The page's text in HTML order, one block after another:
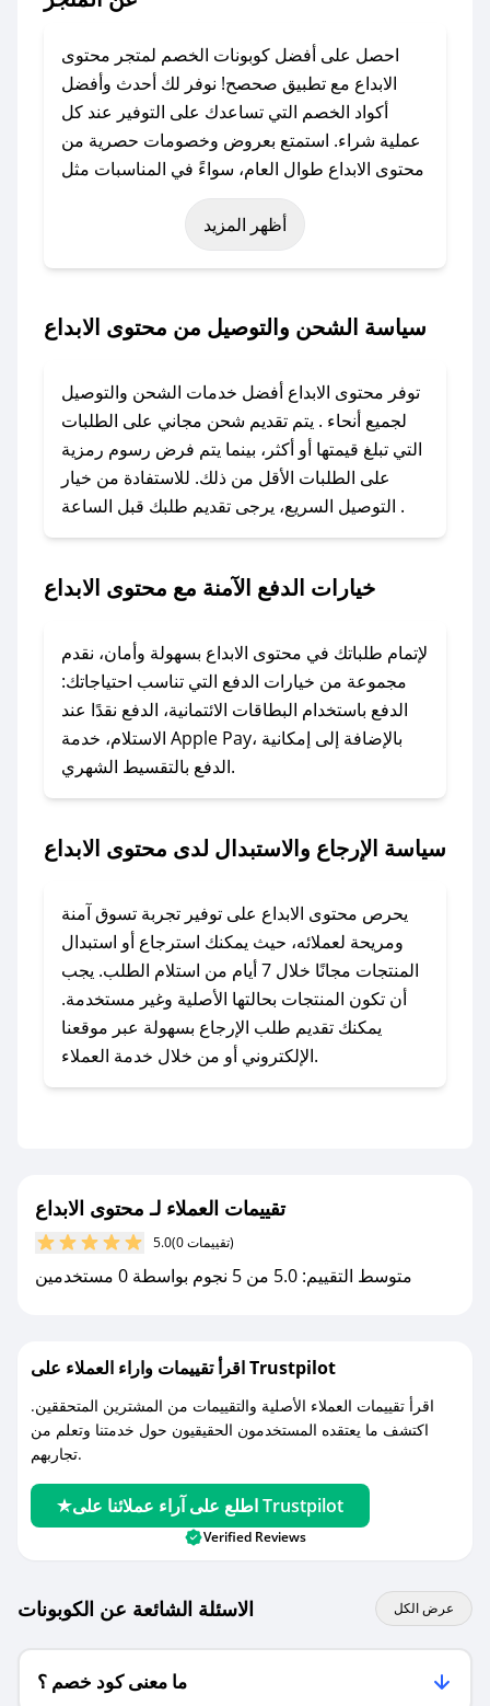
احصل على أفضل كوبونات الخصم لمتجر محتوى
الابداع مع تطبيق صحصح! نوفر لك أحدث وأفضل
أكواد الخصم التي تساعدك على التوفير عند كل
عملية شراء. استمتع بعروض وخصومات حصرية من
محتوى الابداع طوال العام، سواءً في المناسبات مثل
عيد الفطر، عيد الأضحى، الجمعة البيضاء (شهر
نوفمبر)، رمضان، اليوم الوطني، يوم التأسيس، أو
حتى عروض خاصة أخرى.
باستخدام تطبيق صحصح، يمكنك العثور بسهولة على
الكوبون، تواصل معنا عبر تويتر أو البريد الإلكتروني
لإضافته بسرعة.
### كيفية استخدام كود خصم محتوى الابداع؟
1. انسخ كود الخصم من تطبيق صحصح.
2. الصقه في خانة الدفع عند التسوق من محتوى
لا تقلق! يمكنك التواصل مع فريق دعم صحصح عبر
الرسائل الخاصة على تويتر أو البريد الإلكتروني،
وسنقوم بحل المشكلة في أسرع وقت ممكن.
### ماذا أفعل إذا لم أجد كود خصم لمتجري
المفضل؟
مراسلتنا مباشرة وسنعمل على توفير الكوبونات في
### كيف تحصل على كوبونات خصم حصرية من
محتوى الابداع؟
للحصول على كوبونات وخصومات حصرية، قم بما
يلي:
- اضغط على أيقونة متابعة لمتجر محتوى الابداع في
جديد.
مع صحصح، تسوق بذكاء ووفّر على كل مشترياتك مع
كوبونات خصم حصرية من محتوى الابداع!
أظهر المزيد
سياسة الشحن والتوصيل من محتوى الابداع
توفر محتوى الابداع أفضل خدمات الشحن والتوصيل
لجميع أنحاء . يتم تقديم شحن مجاني على الطلبات
التي تبلغ قيمتها أو أكثر، بينما يتم فرض رسوم رمزية
على الطلبات الأقل من ذلك. للاستفادة من خيار
التوصيل السريع، يرجى تقديم طلبك قبل الساعة .
خيارات الدفع الآمنة مع محتوى الابداع
لإتمام طلباتك في محتوى الابداع بسهولة وأمان، نقدم
مجموعة من خيارات الدفع التي تناسب احتياجاتك:
الدفع باستخدام البطاقات الائتمانية، الدفع نقدًا عند
الاستلام، خدمة Apple Pay، بالإضافة إلى إمكانية
الدفع بالتقسيط الشهري.
سياسة الإرجاع والاستبدال لدى محتوى الابداع
يحرص محتوى الابداع على توفير تجربة تسوق آمنة
ومريحة لعملائه، حيث يمكنك استرجاع أو استبدال
المنتجات مجانًا خلال 7 أيام من استلام الطلب. يجب
أن تكون المنتجات بحالتها الأصلية وغير مستخدمة.
يمكنك تقديم طلب الإرجاع بسهولة عبر موقعنا
الإلكتروني أو من خلال خدمة العملاء.
تقييمات العملاء لـ محتوى الابداع
5.0 (0 تقييمات)
متوسط التقييم: 5.0 من 5 نجوم بواسطة 0 مستخدمين
اقرأ تقييمات واراء العملاء على Trustpilot
اقرأ تقييمات العملاء الأصلية والتقييمات من المشترين المتحققين.
اكتشف ما يعتقده المستخدمون الحقيقيون حول خدمتنا وتعلم من
تجاربهم.
اطلع على آراء عملائنا على Trustpilot
Verified Reviews
الاسئلة الشائعة عن الكوبونات عرض الكل
ما معنى كود خصم ؟